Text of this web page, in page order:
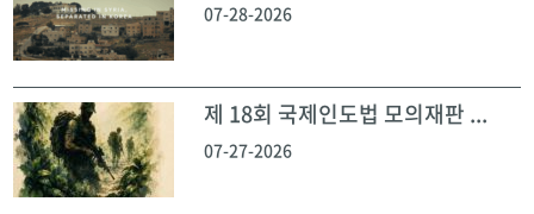
07-28-2026
제 18회 국제인도법 모의재판 ...
07-27-2026